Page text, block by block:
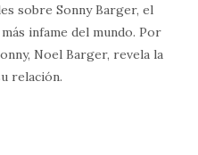
sobre Sonny Barger, el
infame del mundo. Por
Noel Barger, revela la
relación.